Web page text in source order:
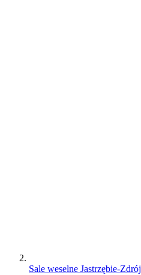
Sale weselne Jastrzębie-Zdrój